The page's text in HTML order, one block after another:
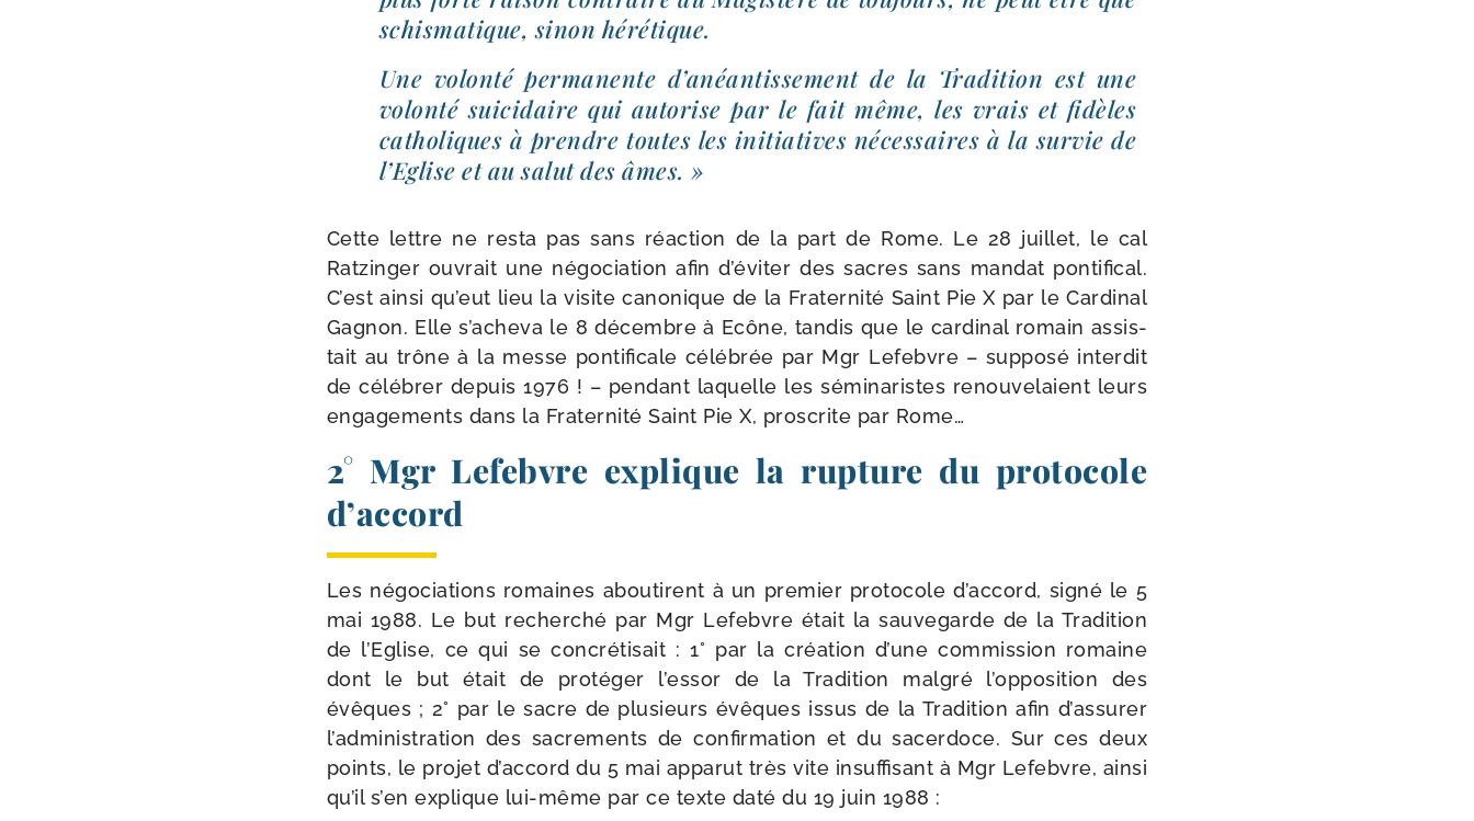
schis­ma­tique, sinon hérétique.
Une volon­té per­ma­nente d’a­néan­tis­se­ment de la Tradition est une
volon­té sui­ci­daire qui auto­rise par le fait même, les vrais et fidèles
catho­liques à prendre toutes les ini­tia­tives néces­saires à la sur­vie de
l’Eglise et au salut des âmes. »
Cette lettre ne res­ta pas sans réac­tion de la part de Rome. Le 28 juillet, le cal
Ratzinger ouvrait une négo­cia­tion afin d’éviter des sacres sans man­dat pon­ti­fi­cal.
C’est ain­si qu’eut lieu la visite cano­nique de la Fraternité Saint Pie X par le Cardinal
Gagnon. Elle s’acheva le 8 décembre à Ecône, tan­dis que le car­di­nal romain assis­
tait au trône à la messe pon­ti­fi­cale célé­brée par Mgr Lefebvre – sup­po­sé inter­dit
de célé­brer depuis 1976 ! – pen­dant laquelle les sémi­na­ristes renou­ve­laient leurs
enga­ge­ments dans la Fraternité Saint Pie X, pros­crite par Rome…
2° Mgr Lefebvre explique la rupture du protocole
d’accord
Les négo­cia­tions romaines abou­tirent à un pre­mier pro­to­cole d’accord, signé le 5
mai 1988. Le but recher­ché par Mgr Lefebvre était la sau­ve­garde de la Tradition
de l’Eglise, ce qui se concré­ti­sait : 1° par la créa­tion d’une com­mis­sion romaine
dont le but était de pro­té­ger l’essor de la Tradition mal­gré l’opposition des
évêques ; 2° par le sacre de plu­sieurs évêques issus de la Tradition afin d’assurer
l’administration des sacre­ments de confir­ma­tion et du sacer­doce. Sur ces deux
points, le pro­jet d’accord du 5 mai appa­rut très vite insuf­fi­sant à Mgr Lefebvre, ain­si
qu’il s’en explique lui-​même par ce texte daté du 19 juin 1988 :